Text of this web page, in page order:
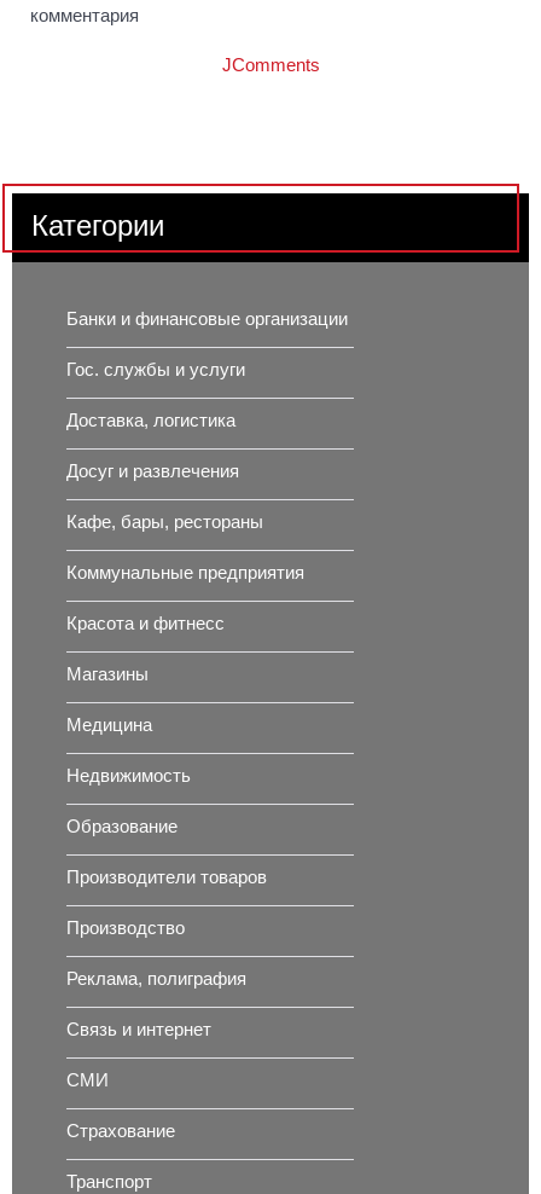
комментария
JComments
Категории
Банки и финансовые организации
Гос. службы и услуги
Доставка, логистика
Досуг и развлечения
Кафе, бары, рестораны
Коммунальные предприятия
Красота и фитнесс
Магазины
Медицина
Недвижимость
Образование
Производители товаров
Производство
Реклама, полиграфия
Связь и интернет
СМИ
Страхование
Транспорт